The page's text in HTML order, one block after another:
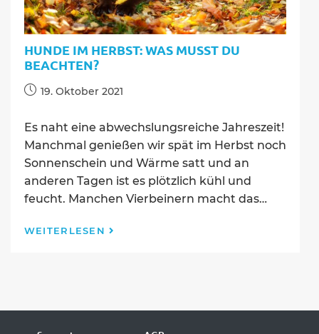
HUNDE IM HERBST: WAS MUSST DU
BEACHTEN?
Beitrag
19. Oktober 2021
Es naht eine abwechslungsreiche Jahreszeit!
Manchmal genießen wir spät im Herbst noch
Sonnenschein und Wärme satt und an
anderen Tagen ist es plötzlich kühl und
feucht. Manchen Vierbeinern macht das…
WEITERLESEN